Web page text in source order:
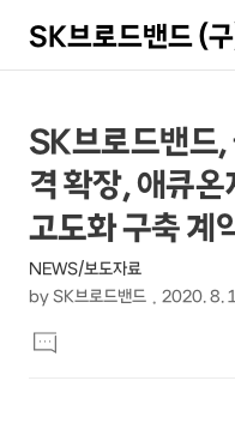
SK브로드밴드 (
상
세
컨
텐
츠
본
문
제
목
SK브로드밴드,
격 확장, 애큐
고도화 구축 계
NEWS/보도자료
by SK브로드밴드 2020. 8.
문
댓
글